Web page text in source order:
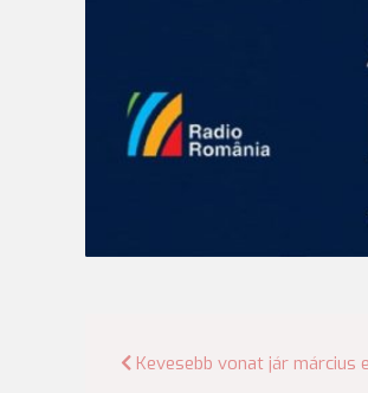
Bejegyzés
Kevesebb vonat jár március